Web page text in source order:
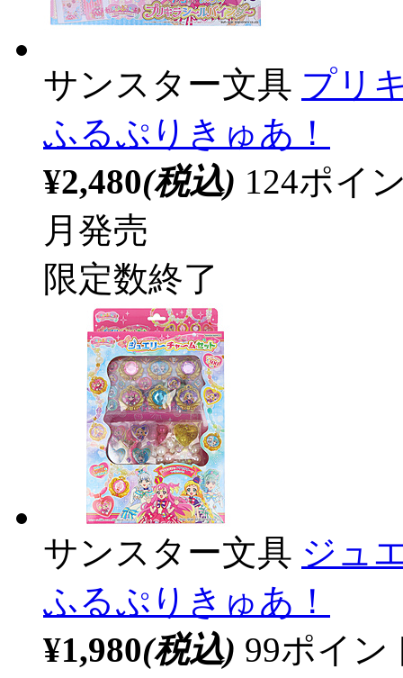
サンスター文具 プリ
ふるぷりきゅあ！
¥2,480(税込) 124ポイ
月発売
限定数終了
サンスター文具 ジュ
ふるぷりきゅあ！
¥1,980(税込) 99ポイ